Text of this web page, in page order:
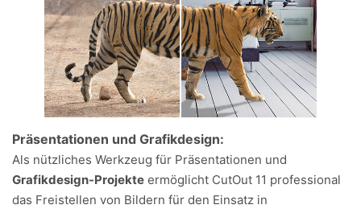
Präsentationen und Grafikdesign:
Als nützliches Werkzeug für Präsentationen und
Grafikdesign-Projekte ermöglicht CutOut 11 professional
das Freistellen von Bildern für den Einsatz in